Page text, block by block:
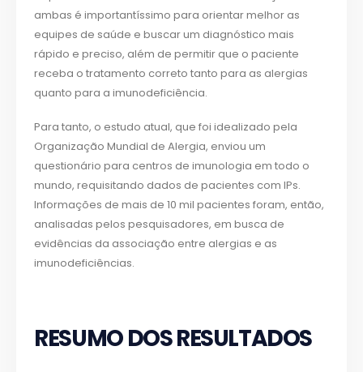
ambas é importantíssimo para orientar melhor as
equipes de saúde e buscar um diagnóstico mais
rápido e preciso, além de permitir que o paciente
receba o tratamento correto tanto para as alergias
quanto para a imunodeficiência.
Para tanto, o estudo atual, que foi idealizado pela
Organização Mundial de Alergia, enviou um
questionário para centros de imunologia em todo o
mundo, requisitando dados de pacientes com IPs.
Informações de mais de 10 mil pacientes foram, então,
analisadas pelos pesquisadores, em busca de
evidências da associação entre alergias e as
imunodeficiências.
RESUMO DOS RESULTADOS